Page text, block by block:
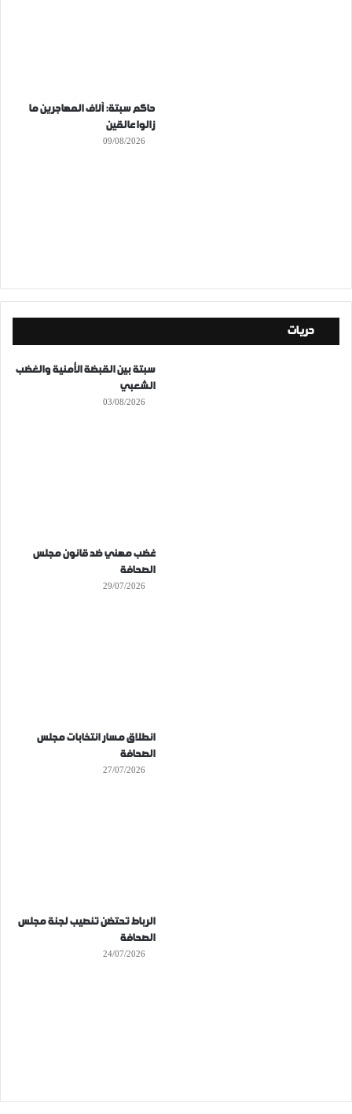
حاكم سبتة: آلاف المهاجرين ما
زالوا عالقين
09/08/2026
حريات
سبتة بين القبضة الأمنية والغضب
الشعبي
03/08/2026
غضب مهني ضد قانون مجلس
الصحافة
29/07/2026
انطلاق مسار انتخابات مجلس
الصحافة
27/07/2026
الرباط تحتضن تنصيب لجنة مجلس
الصحافة
24/07/2026